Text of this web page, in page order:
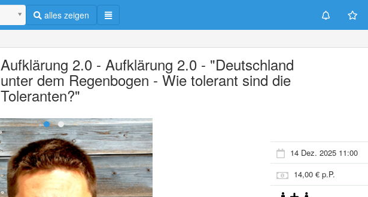
alles zeigen
Aufklärung 2.0 - Aufklärung 2.0 - "Deutschland
unter dem Regenbogen - Wie tolerant sind die
Toleranten?"
14 Dez. 2025 11:00
14,00 € p.P.